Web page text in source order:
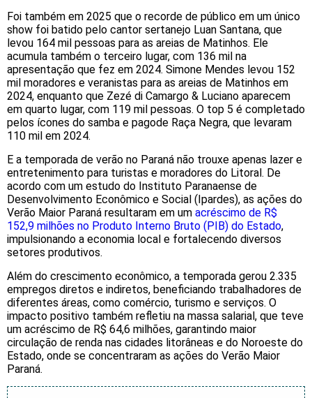
Foi também em 2025 que o recorde de público em um único
show foi batido pelo cantor sertanejo Luan Santana, que
levou 164 mil pessoas para as areias de Matinhos. Ele
acumula também o terceiro lugar, com 136 mil na
apresentação que fez em 2024. Simone Mendes levou 152
mil moradores e veranistas para as areias de Matinhos em
2024, enquanto que Zezé di Camargo & Luciano aparecem
em quarto lugar, com 119 mil pessoas. O top 5 é completado
pelos ícones do samba e pagode Raça Negra, que levaram
110 mil em 2024.
E a temporada de verão no Paraná não trouxe apenas lazer e
entretenimento para turistas e moradores do Litoral. De
acordo com um estudo do Instituto Paranaense de
Desenvolvimento Econômico e Social (Ipardes), as ações do
Verão Maior Paraná resultaram em um acréscimo de R$
152,9 milhões no Produto Interno Bruto (PIB) do Estado,
impulsionando a economia local e fortalecendo diversos
setores produtivos.
Além do crescimento econômico, a temporada gerou 2.335
empregos diretos e indiretos, beneficiando trabalhadores de
diferentes áreas, como comércio, turismo e serviços. O
impacto positivo também refletiu na massa salarial, que teve
um acréscimo de R$ 64,6 milhões, garantindo maior
circulação de renda nas cidades litorâneas e do Noroeste do
Estado, onde se concentraram as ações do Verão Maior
Paraná.